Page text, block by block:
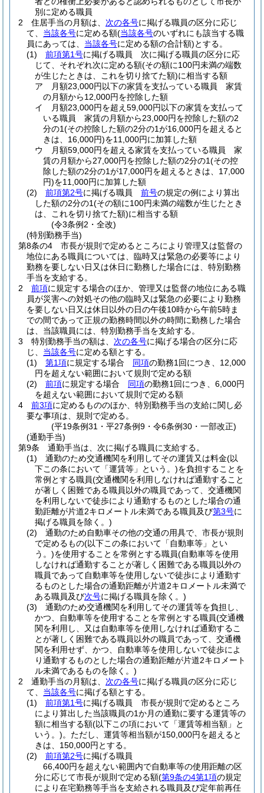
別に定める職員
2
住居手当の月額は、 次の各号に掲げる職員の区分に応じ
て、 当該各号に定める額(当該各号のいずれにも該当する職
員にあっては、 当該各号に定める額の合計額)とする。
(1)
前項第1号に掲げる職員 次に掲げる職員の区分に応
じて、それぞれ次に定める額(その額に100円未満の端数
が生じたときは、これを切り捨てた額)に相当する額
ア
月額23,000円以下の家賃を支払っている職員 家賃
の月額から12,000円を控除した額
イ
月額23,000円を超え59,000円以下の家賃を支払って
いる職員 家賃の月額から23,000円を控除した額の2
分の1(その控除した額の2分の1が16,000円を超えると
きは、16,000円)を11,000円に加算した額
ウ
月額59,000円を超える家賃を支払っている職員 家
賃の月額から27,000円を控除した額の2分の1(その控
除した額の2分の1が17,000円を超えるときは、17,000
円)を11,000円に加算した額
(2)
前項第2号に掲げる職員 前号の規定の例により算出
した額の2分の1(その額に100円未満の端数が生じたとき
は、これを切り捨てた額)に相当する額
(令3条例2・全改)
(特別勤務手当)
第8条の4
市長が規則で定めるところにより管理又は監督の
地位にある職員については、臨時又は緊急の必要等により
勤務を要しない日又は休日に勤務した場合には、特別勤務
手当を支給する。
2
前項に規定する場合のほか、管理又は監督の地位にある職
員が災害への対処その他の臨時又は緊急の必要により勤務
を要しない日又は休日以外の日の午後10時から午前5時ま
での間であって正規の勤務時間以外の時間に勤務した場合
は、当該職員には、特別勤務手当を支給する。
3
特別勤務手当の額は、 次の各号に掲げる場合の区分に応
じ、 当該各号に定める額とする。
(1)
第1項に規定する場合 同項の勤務1回につき、12,000
円を超えない範囲において規則で定める額
(2)
前項に規定する場合 同項の勤務1回につき、6,000円
を超えない範囲において規則で定める額
4
前3項に定めるもののほか、特別勤務手当の支給に関し必
要な事項は、規則で定める。
(平19条例31・平27条例9・令6条例30・一部改正)
(通勤手当)
第9条
通勤手当は、次に掲げる職員に支給する。
(1)
通勤のため交通機関を利用してその運賃又は料金(以
下この条において「運賃等」という。)を負担することを
常例とする職員(交通機関を利用しなければ通勤すること
が著しく困難である職員以外の職員であって、交通機関
を利用しないで徒歩により通勤するものとした場合の通
勤距離が片道2キロメートル未満である職員及び第3号に
掲げる職員を除く。)
(2)
通勤のため自動車その他の交通の用具で、市長が規則
で定めるもの(以下この条において「自動車等」とい
う。)を使用することを常例とする職員(自動車等を使用
しなければ通勤することが著しく困難である職員以外の
職員であって自動車等を使用しないで徒歩により通勤す
るものとした場合の通勤距離が片道2キロメートル未満で
ある職員及び次号に掲げる職員を除く。)
(3)
通勤のため交通機関を利用してその運賃等を負担し、
かつ、自動車等を使用することを常例とする職員(交通機
関を利用し、又は自動車等を使用しなければ通勤するこ
とが著しく困難である職員以外の職員であって、交通機
関を利用せず、かつ、自動車等を使用しないで徒歩によ
り通勤するものとした場合の通勤距離が片道2キロメート
ル未満であるものを除く。)
2
通勤手当の月額は、 次の各号に掲げる職員の区分に応じ
て、 当該各号に掲げる額とする。
(1)
前項第1号に掲げる職員 市長が規則で定めるところ
により算出した当該職員の1か月の通勤に要する運賃等の
額に相当する額(以下この項において「運賃等相当額」と
いう。)。 ただし、運賃等相当額が150,000円を超えると
きは、150,000円とする。
(2)
前項第2号に掲げる職員
66,400円を超えない範囲内で自動車等の使用距離の区
分に応じて市長が規則で定める額(第9条の4第1項の規定
により在宅勤務等手当を支給される職員及び定年前再任